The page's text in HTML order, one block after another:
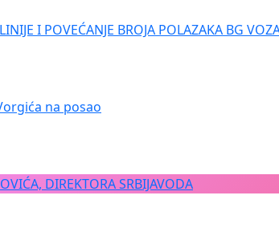
I POVEĆANJE BROJA POLAZAKA BG
na posao
DIREKTORA SRBIJAVODA